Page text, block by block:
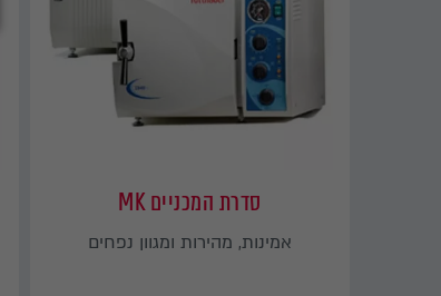
סדרת המכניים MK
אמינות, מהירות ומגוון נפחים